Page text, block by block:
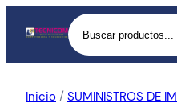
Buscar
Inicio / SUMINISTROS DE